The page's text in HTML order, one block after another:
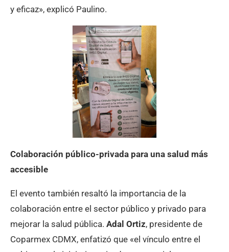
y eficaz», explicó Paulino.
Colaboración público-privada para una salud más
accesible
El evento también resaltó la importancia de la
colaboración entre el sector público y privado para
mejorar la salud pública. Adal Ortiz, presidente de
Coparmex CDMX, enfatizó que «el vínculo entre el